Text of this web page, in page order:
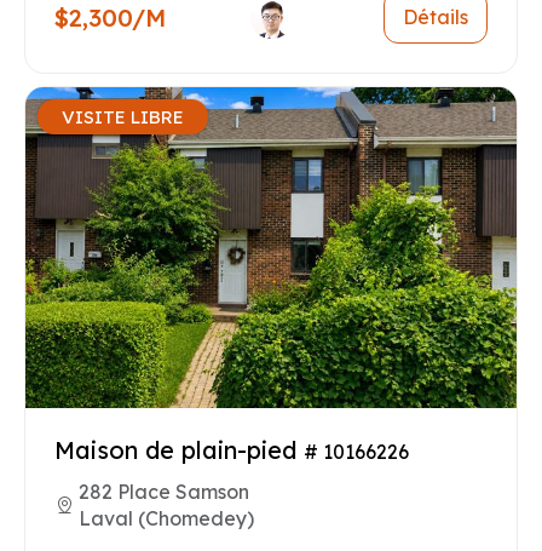
$2,300/M Détails
VISITE LIBRE
Maison de plain-pied # 10166226
282 Place Samson
Laval (Chomedey)